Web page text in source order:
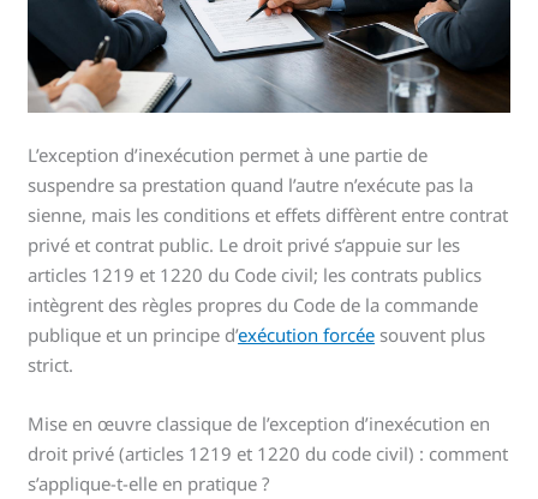
L’exception d’inexécution permet à une partie de
suspendre sa prestation quand l’autre n’exécute pas la
sienne, mais les conditions et effets diffèrent entre contrat
privé et contrat public. Le droit privé s’appuie sur les
articles 1219 et 1220 du Code civil; les contrats publics
intègrent des règles propres du Code de la commande
publique et un principe d’exécution forcée souvent plus
strict.
Mise en œuvre classique de l’exception d’inexécution en
droit privé (articles 1219 et 1220 du code civil) : comment
s’applique-t-elle en pratique ?